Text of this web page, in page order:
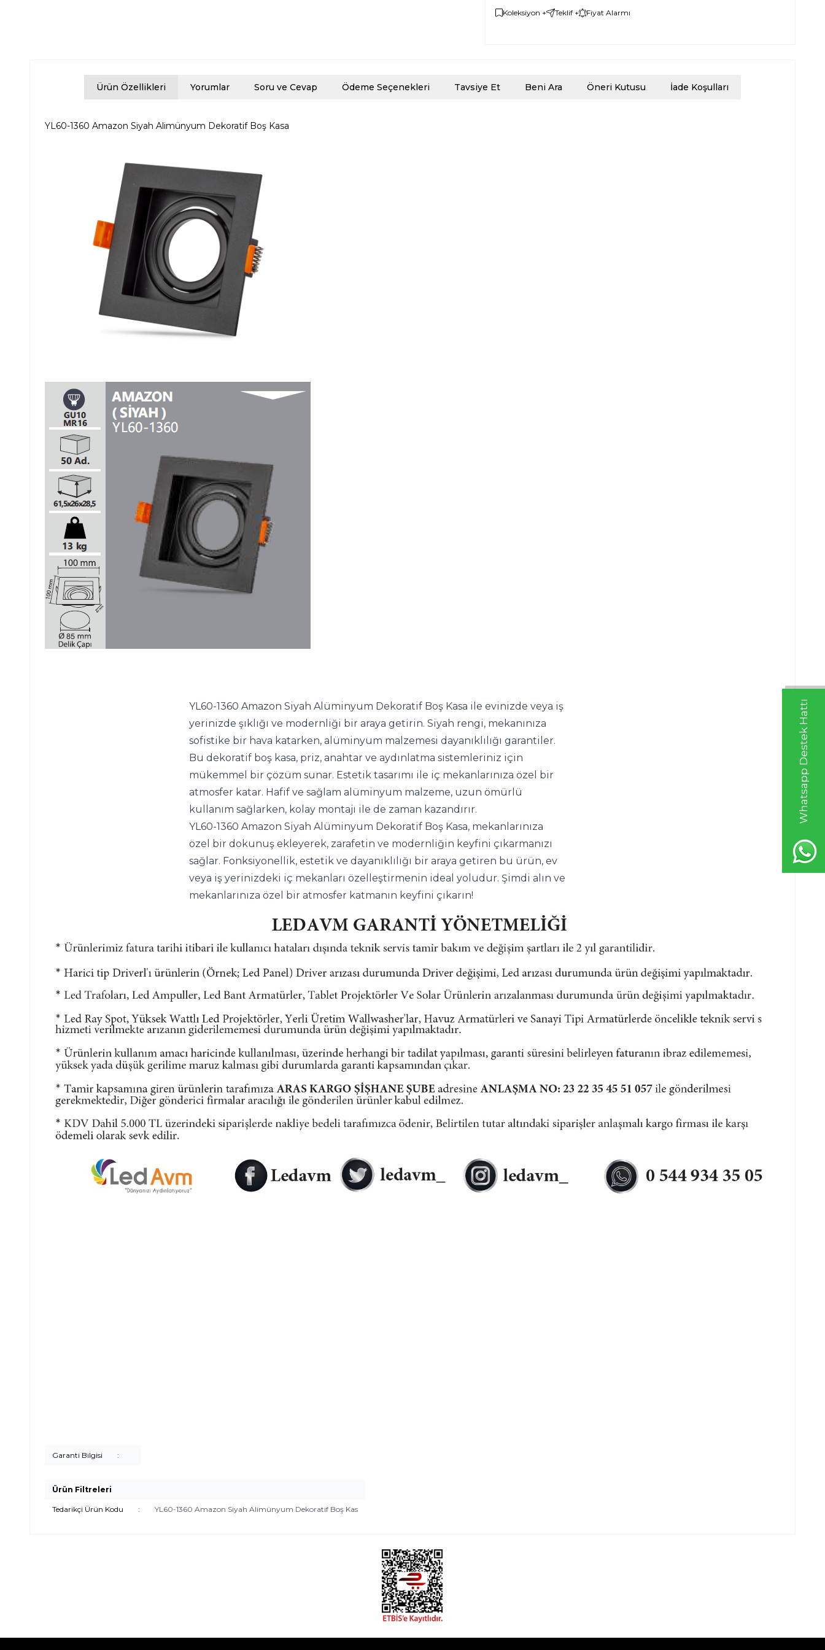
Whatsapp Destek Hattı
Koleksiyon + Teklif + Fiyat Alarmı
Ürün Özellikleri Yorumlar Soru ve Cevap Ödeme Seçenekleri Tavsiye Et Beni Ara Öneri Kutusu İade Koşulları
YL60-1360 Amazon Siyah Alimünyum Dekoratif Boş Kasa
YL60-1360 Amazon Siyah Alüminyum Dekoratif Boş Kasa ile evinizde veya iş
yerinizde şıklığı ve modernliği bir araya getirin. Siyah rengi, mekanınıza
sofistike bir hava katarken, alüminyum malzemesi dayanıklılığı garantiler.
Bu dekoratif boş kasa, priz, anahtar ve aydınlatma sistemleriniz için
mükemmel bir çözüm sunar. Estetik tasarımı ile iç mekanlarınıza özel bir
atmosfer katar. Hafif ve sağlam alüminyum malzeme, uzun ömürlü
kullanım sağlarken, kolay montajı ile de zaman kazandırır.
YL60-1360 Amazon Siyah Alüminyum Dekoratif Boş Kasa, mekanlarınıza
özel bir dokunuş ekleyerek, zarafetin ve modernliğin keyfini çıkarmanızı
sağlar. Fonksiyonellik, estetik ve dayanıklılığı bir araya getiren bu ürün, ev
veya iş yerinizdeki iç mekanları özelleştirmenin ideal yoludur. Şimdi alın ve
mekanlarınıza özel bir atmosfer katmanın keyfini çıkarın!
Garanti Bilgisi :
Ürün Filtreleri
Tedarikçi Ürün Kodu : YL60-1360 Amazon Siyah Alimünyum Dekoratif Boş Kas